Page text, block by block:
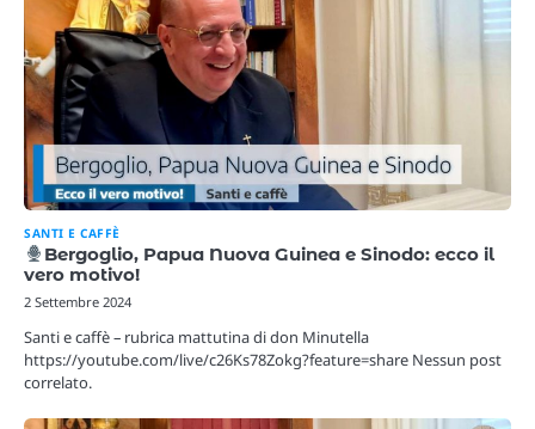
SANTI E CAFFÈ
Bergoglio, Papua Nuova Guinea e Sinodo: ecco il
vero motivo!
2 Settembre 2024
Santi e caffè – rubrica mattutina di don Minutella
https://youtube.com/live/c26Ks78Zokg?feature=share Nessun post
correlato.